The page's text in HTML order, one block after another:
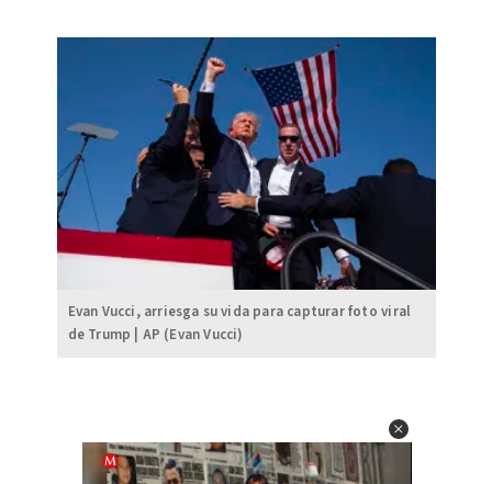
Evan Vucci, arriesga su vida para capturar foto viral
de Trump | AP (Evan Vucci)